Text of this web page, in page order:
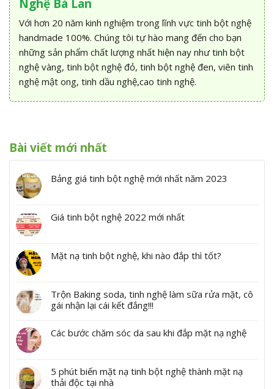
Nghệ Bà Lan
Với hơn 20 năm kinh nghiệm trong lĩnh vực tinh bột nghệ
handmade 100%. Chúng tôi tự hào mang đến cho bạn
những sản phẩm chất lượng nhất hiện nay như tinh bột
nghệ vàng, tinh bột nghệ đỏ, tinh bột nghệ đen, viên tinh
nghệ mật ong, tinh dầu nghệ,cao tinh nghệ.
Bài viết mới nhất
Bảng giá tinh bột nghệ mới nhất năm 2023
Giá tinh bột nghệ 2022 mới nhất
Mặt nạ tinh bột nghệ, khi nào đắp thì tốt?
Trộn Baking soda, tinh nghệ làm sữa rửa mặt, cô
gái nhận lại cái kết đắng!!!
Các bước chăm sóc da sau khi đắp mặt nạ nghệ
5 phút biến mặt nạ tinh bột nghệ thành mặt nạ
thải độc tại nhà